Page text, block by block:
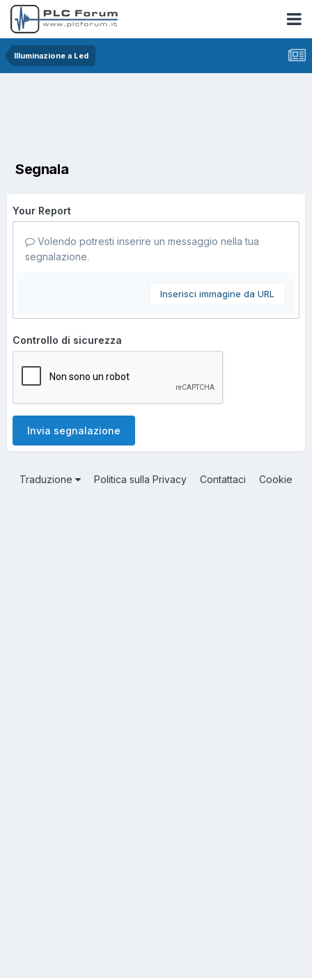
Illuminazione a Led
Segnala
Your Report
Volendo potresti inserire un messaggio nella tua
segnalazione.
Inserisci immagine da URL
Controllo di sicurezza
Invia segnalazione
Traduzione Politica sulla Privacy Contattaci Cookie